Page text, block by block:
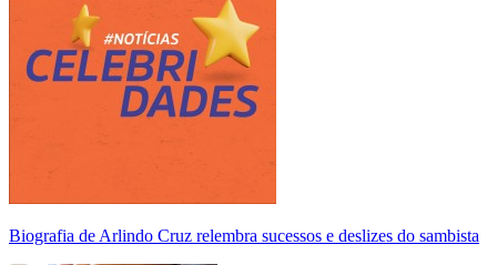
Biografia de Arlindo Cruz relembra sucessos e deslizes do sambista